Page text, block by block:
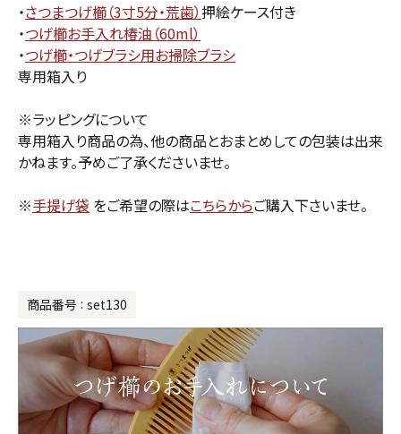
・さつまつげ櫛（3寸5分・荒歯）押絵ケース付き
・つげ櫛お手入れ椿油（60ml）
・つげ櫛・つげブラシ用お掃除ブラシ
専用箱入り
※ラッピングについて
専用箱入り商品の為、他の商品とおまとめしての包装は出来
かねます。予めご了承くださいませ。
※手提げ袋 をご希望の際はこちらからご購入下さいませ。
商品番号 set130